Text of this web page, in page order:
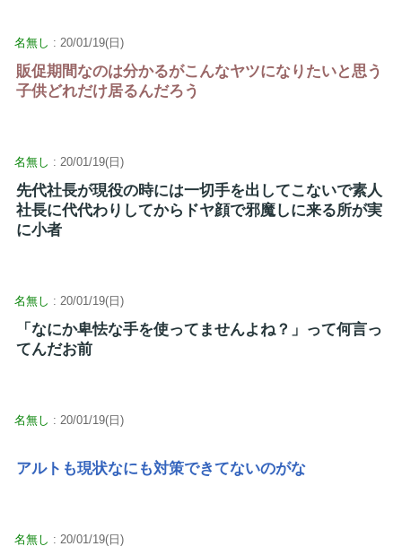
名無し : 20/01/19(日)
販促期間なのは分かるがこんなヤツになりたいと思う
子供どれだけ居るんだろう
名無し : 20/01/19(日)
先代社長が現役の時には一切手を出してこないで素人
社長に代代わりしてからドヤ顔で邪魔しに来る所が実
に小者
名無し : 20/01/19(日)
「なにか卑怯な手を使ってませんよね？」って何言っ
てんだお前
名無し : 20/01/19(日)
アルトも現状なにも対策できてないのがな
名無し : 20/01/19(日)